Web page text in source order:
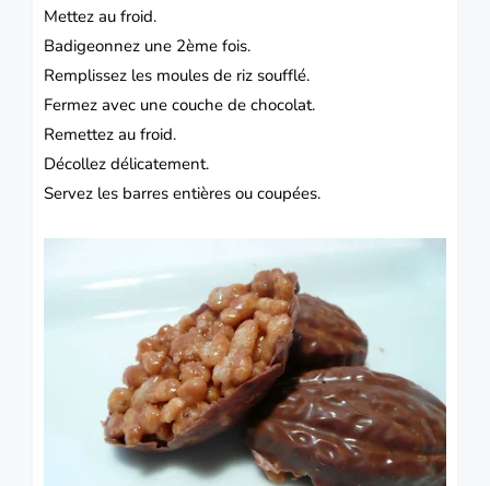
Mettez au froid.
Badigeonnez une 2ème fois.
Remplissez les moules de riz soufflé.
Fermez avec une couche de chocolat.
Remettez au froid.
Décollez délicatement.
Servez les barres entières ou coupées.